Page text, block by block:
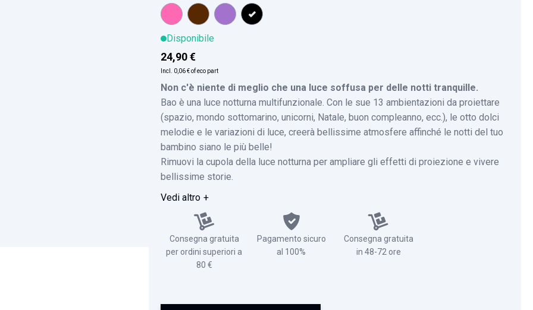
Disponibile
24,90 €
Incl. 0,06 €of eco part
Non c'è niente di meglio che una luce soffusa per delle notti tranquille.
Bao è una luce notturna multifunzionale. Con le sue 13 ambientazioni da proiettare
(spazio, mondo sottomarino, unicorni, Natale, buon compleanno, ecc.), le otto dolci
melodie e le variazioni di luce, creerà bellissime atmosfere affinché le notti del tuo
bambino siano le più belle!
Rimuovi la cupola della luce notturna per ampliare gli effetti di proiezione e vivere
bellissime storie.
Vedi altro
Consegna gratuita
per ordini superiori a
80 €
Pagamento sicuro
al 100%
Consegna gratuita
in 48-72 ore